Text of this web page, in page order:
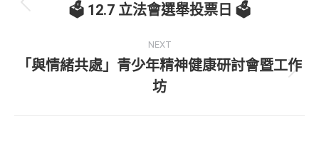
🗳 12.7 立法會選舉投票日 🗳
NEXT
「與情緒共處」青少年精神健康研討會暨工作
坊